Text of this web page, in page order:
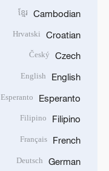
Cambodian
ខ្មែរ
Croatian
Hrvatski
Czech
Český
English
English
Esperanto
Esperanto
Filipino
Filipino
French
Français
German
Deutsch